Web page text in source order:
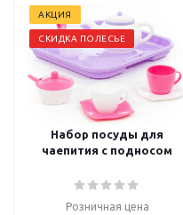
АКЦИЯ
СКИДКА ПОЛЕСЬЕ
Набор посуды для
чаепития с подносом
Розничная цена